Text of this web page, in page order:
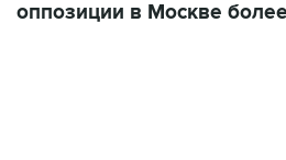
оппозиции в Москве